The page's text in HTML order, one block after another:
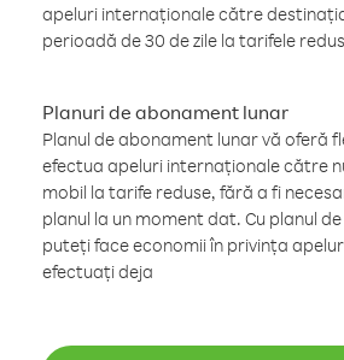
apeluri internaționale către
perioadă de 30 de zile la tarifele
Planuri de abonament lunar
Planul de abonament lunar vă oferă
efectua apeluri internaționale către
mobil la tarife reduse, fără a fi
planul la un moment dat. Cu planul
puteți face economii în privința
efectuați deja